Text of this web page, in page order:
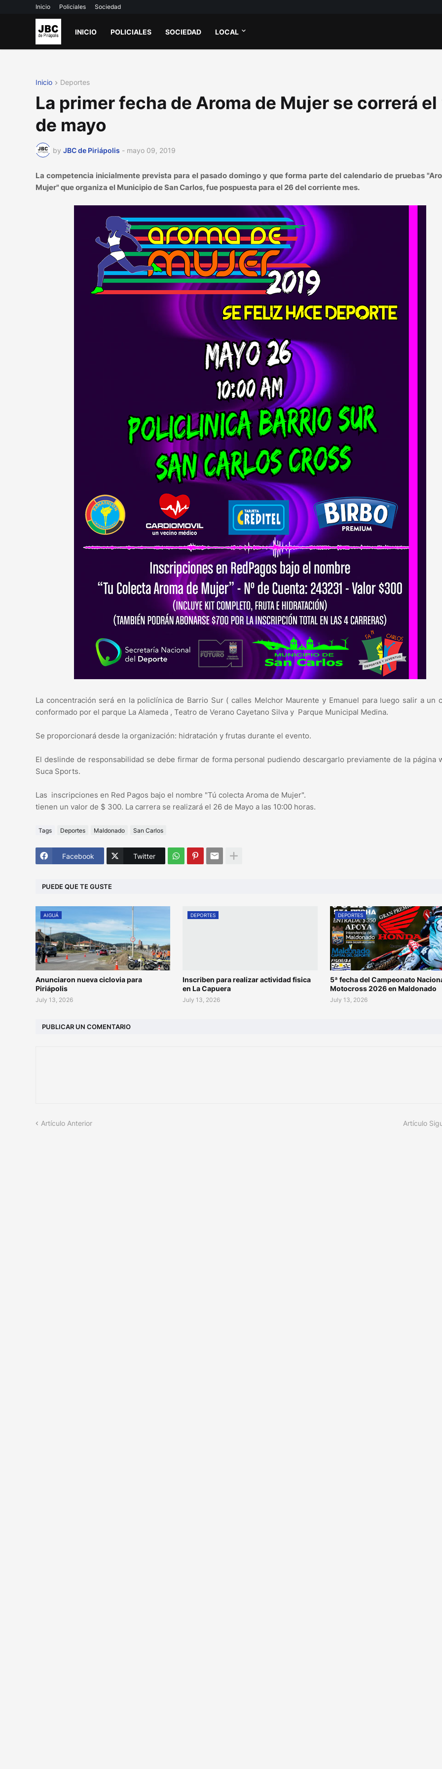
Inicio Policiales Sociedad
INICIO POLICIALES SOCIEDAD LOCAL
Inicio Deportes
La primer fecha de Aroma de Mujer se correrá el
de mayo
by JBC de Piriápolis - mayo 09, 2019
La competencia inicialmente prevista para el pasado domingo y que forma parte del calendario de pruebas
Mujer" que organiza el Municipio de San Carlos, fue pospuesta para el 26 del corriente mes.
La concentración será en la policlínica de Barrio Sur ( calles Melchor Maurente y Emanuel para luego salir a un
conformado por el parque La Alameda , Teatro de Verano Cayetano Silva y Parque Municipal Medina.
Se proporcionará desde la organización: hidratación y frutas durante el evento.
El deslinde de responsabilidad se debe firmar de forma personal pudiendo descargarlo previamente de la página
Suca Sports.
Las inscripciones en Red Pagos bajo el nombre "Tú colecta Aroma de Mujer".
tienen un valor de $ 300. La carrera se realizará el 26 de Mayo a las 10:00 horas.
Tags Deportes Maldonado San Carlos
Facebook Twitter
PUEDE QUE TE GUSTE
AIGUÁ
Anunciaron nueva ciclovia para
Piriápolis
July 13, 2026
DEPORTES
Inscriben para realizar actividad fisica
en La Capuera
July 13, 2026
DEPORTES
5ª fecha del Campeonato
Motocross 2026 en Maldonado
July 13, 2026
PUBLICAR UN COMENTARIO
Artículo Anterior Artículo